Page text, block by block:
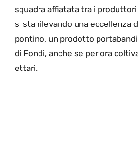
squadra affiatata tra i produttori
si sta rilevando una eccellenza
pontino, un prodotto
di Fondi, anche se per ora
ettari.